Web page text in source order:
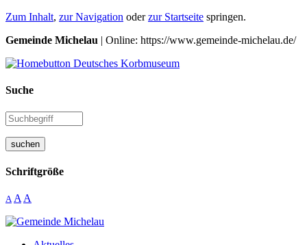
Zum Inhalt, zur Navigation oderzur Startseite springen.
Gemeinde Michelau | Online: https://www.gemeinde-michelau.de/
Suche
suchen
Schriftgröße
A A A